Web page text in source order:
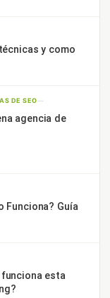
y como
DE SEO—
agencia de
Funciona? Guía
funciona esta